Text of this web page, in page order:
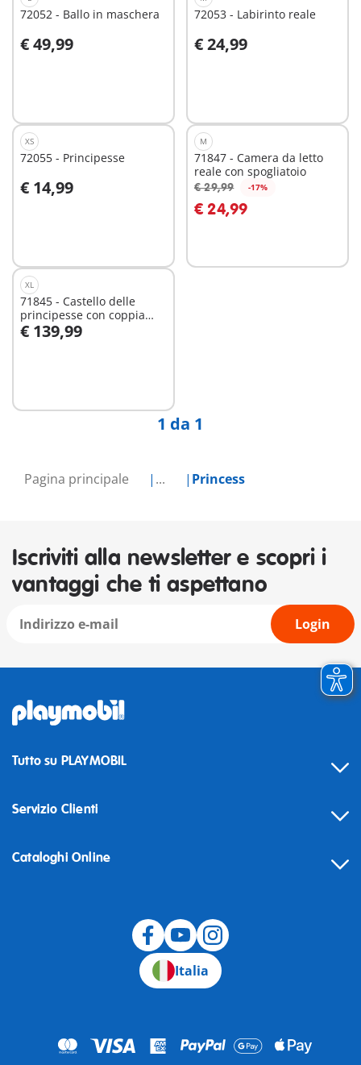
Pagina principale ... Princess
72052 - Ballo in maschera
€ 49,99
Aggiungi al carrello
72053 - Labirinto reale
€ 24,99
Aggiungi al carrello
XS
72055 - Principesse
€ 14,99
Aggiungi al carrello
M
71847 - Camera da letto
reale con spogliatoio
€ 29,99 -17%
€ 24,99
Aggiungi al carrello
XL
71845 - Castello delle
principesse con coppia
reale
€ 139,99
Aggiungi al carrello
1 da 1
Iscriviti alla newsletter e scopri i
vantaggi che ti aspettano
Login
Tutto su PLAYMOBIL
Servizio Clienti
Cataloghi Online
Italia